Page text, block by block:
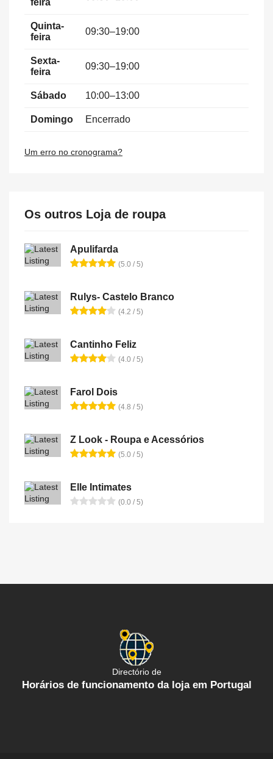
feira
Quinta-
feira
09:30–19:00
Sexta-
feira
09:30–19:00
Sábado 10:00–13:00
Domingo Encerrado
Um erro no cronograma?
Os outros Loja de roupa
Apulifarda
(5.0 / 5)
Rulys- Castelo Branco
(4.2 / 5)
Cantinho Feliz
(4.0 / 5)
Farol Dois
(4.8 / 5)
Z Look - Roupa e Acessórios
(5.0 / 5)
Elle Intimates
(0.0 / 5)
Directório de
Horários de funcionamento da loja em Portugal